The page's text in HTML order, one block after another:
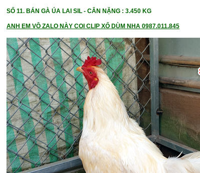
SỐ 11. BÁN GÀ ÚA LAI SIL - CÂN NẶNG : 3.450 KG
ANH EM VÔ ZALO NÀY COI CLIP XỔ DÙM NHA 0987.011.845